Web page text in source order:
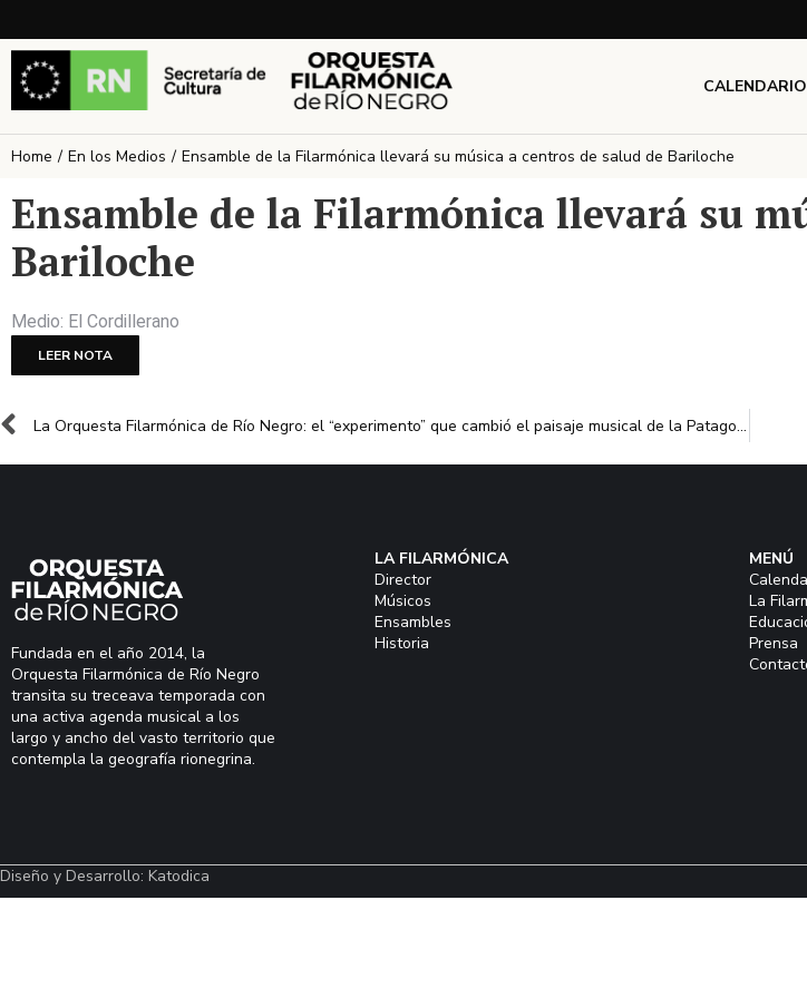
CALENDARIO
You are here:
Home En los Medios Ensamble de la Filarmónica llevará su música a centros de salud de Bariloche
Ensamble de la Filarmónica llevará su
Bariloche
Medio: El Cordillerano
LEER NOTA
La Orquesta Filarmónica de Río Negro: el “experimento” que cambió el paisaje musical de la Patagonia
Fundada en el año 2014, la
Orquesta Filarmónica de Río Negro
transita su treceava temporada con
una activa agenda musical a los
largo y ancho del vasto territorio que
contempla la geografía rionegrina.
LA FILARMÓNICA
Director
Músicos
Ensambles
Historia
MENÚ
La
Prensa
Diseño y Desarrollo: Katodica